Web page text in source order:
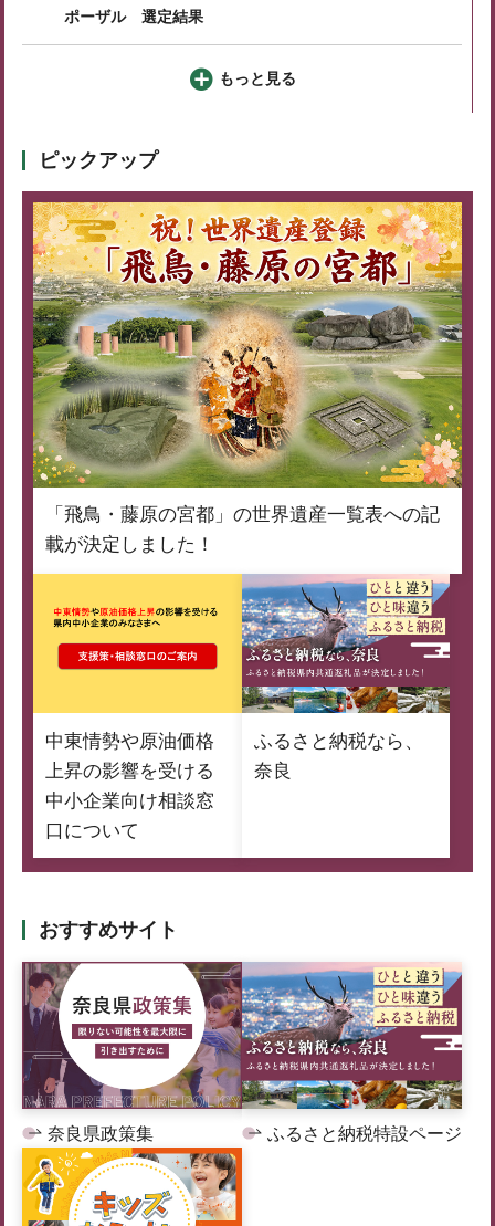
ポーザル 選定結果
もっと見る
ピックアップ
「飛鳥・藤原の宮都」の世界遺産一覧表への記
載が決定しました！
中東情勢や原油価格
上昇の影響を受ける
中小企業向け相談窓
口について
ふるさと納税なら、
奈良
おすすめサイト
奈良県政策集 ふるさと納税特設ページ